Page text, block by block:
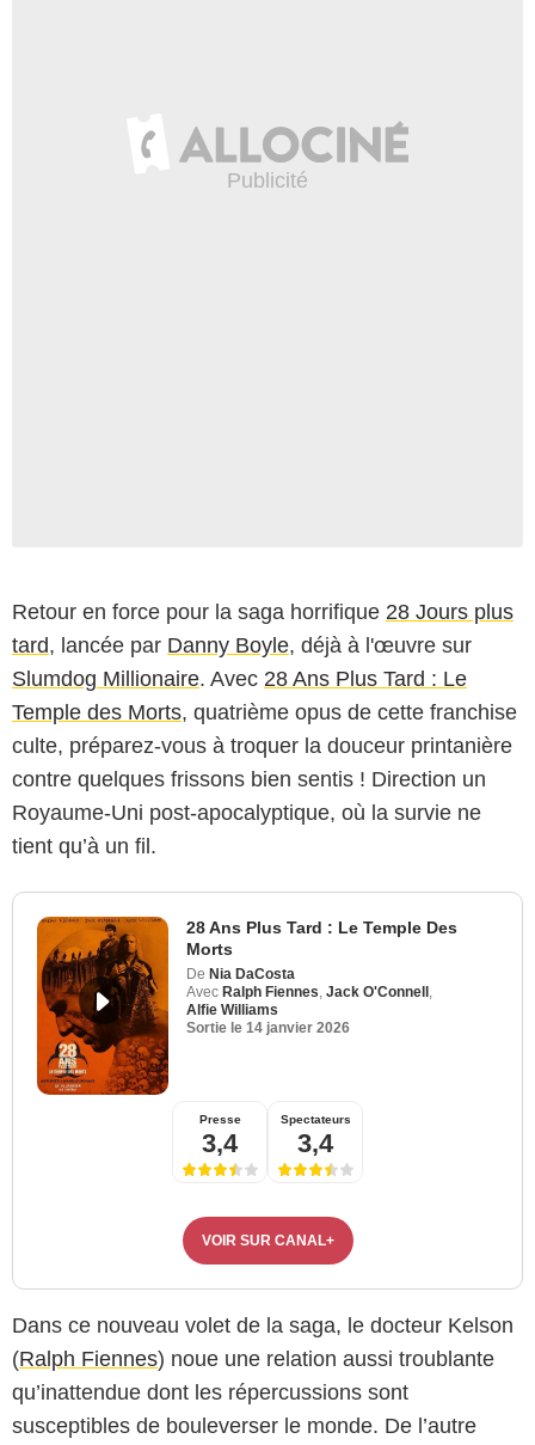
Retour en force pour la saga horrifique 28 Jours plus
tard, lancée par Danny Boyle, déjà à l'œuvre sur
Slumdog Millionaire. Avec 28 Ans Plus Tard : Le
Temple des Morts, quatrième opus de cette franchise
culte, préparez-vous à troquer la douceur printanière
contre quelques frissons bien sentis ! Direction un
Royaume-Uni post-apocalyptique, où la survie ne
tient qu’à un fil.
28 Ans Plus Tard : Le Temple Des
Morts
De Nia DaCosta
Avec Ralph Fiennes Jack O'Connell
Alfie Williams
Sortie le 14 janvier 2026
Presse
3,4
Spectateurs
3,4
VOIR SUR CANAL+
Dans ce nouveau volet de la saga, le docteur Kelson
(Ralph Fiennes) noue une relation aussi troublante
qu’inattendue dont les répercussions sont
susceptibles de bouleverser le monde. De l’autre